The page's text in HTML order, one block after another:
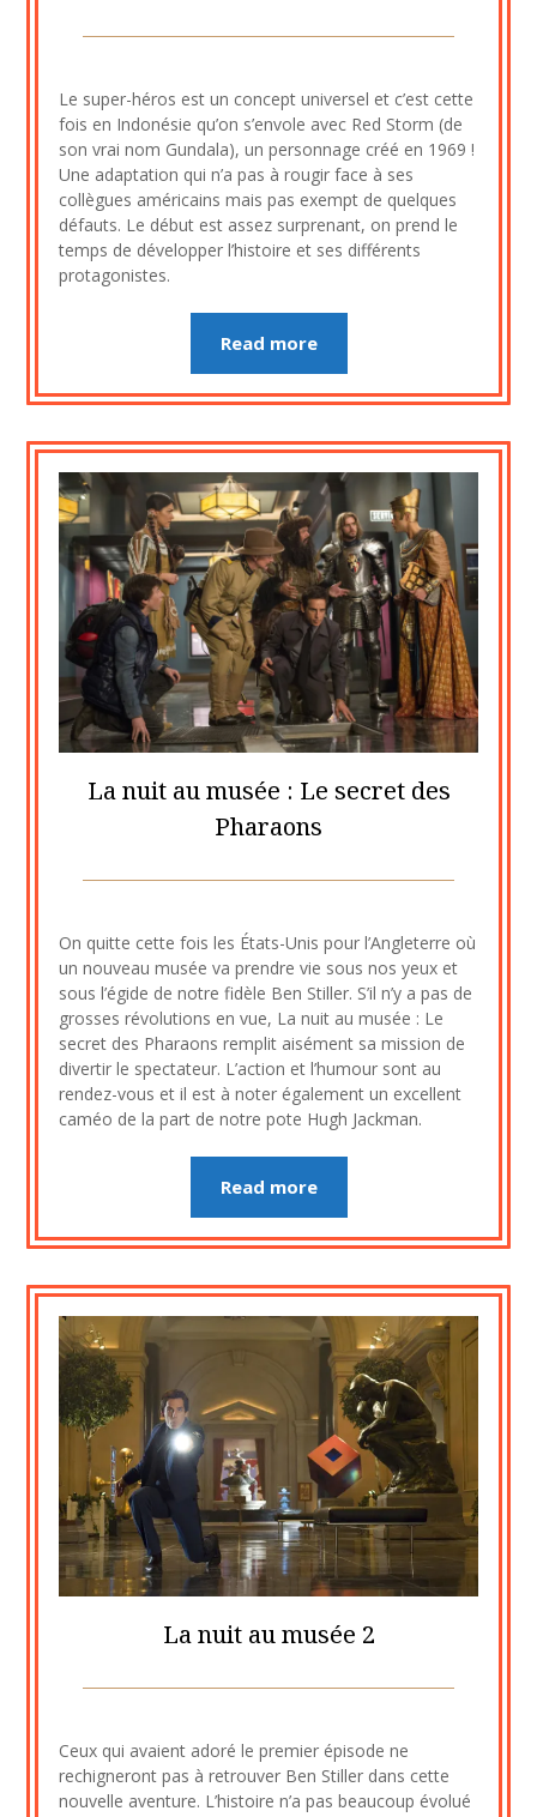
10
septembre
2020
Le super-héros est un concept universel et c’est cette
fois en Indonésie qu’on s’envole avec Red Storm (de
son vrai nom Gundala), un personnage créé en 1969 !
Une adaptation qui n’a pas à rougir face à ses
collègues américains mais pas exempt de quelques
défauts. Le début est assez surprenant, on prend le
temps de développer l’histoire et ses différents
protagonistes.
Read more
La nuit au musée : Le secret des
Pharaons
10
septembre
2020
On quitte cette fois les États-Unis pour l’Angleterre où
un nouveau musée va prendre vie sous nos yeux et
sous l’égide de notre fidèle Ben Stiller. S’il n’y a pas de
grosses révolutions en vue, La nuit au musée : Le
secret des Pharaons remplit aisément sa mission de
divertir le spectateur. L’action et l’humour sont au
rendez-vous et il est à noter également un excellent
caméo de la part de notre pote Hugh Jackman.
Read more
La nuit au musée 2
9
septembre
Ceux qui avaient adoré le premier épisode ne
rechigneront pas à retrouver Ben Stiller dans cette
nouvelle aventure. L’histoire n’a pas beaucoup évolué